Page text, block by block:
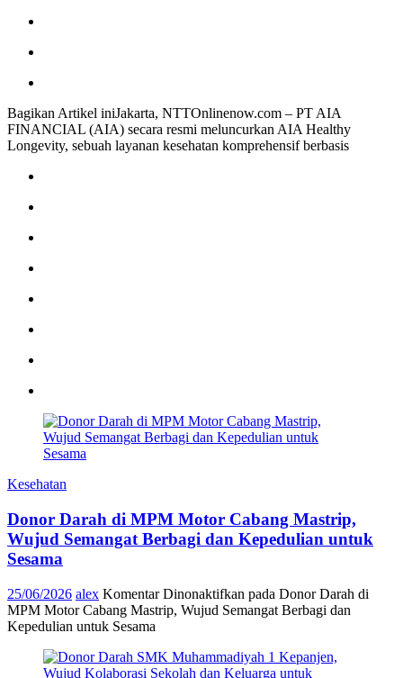
Bagikan Artikel iniJakarta, NTTOnlinenow.com – PT AIA
FINANCIAL (AIA) secara resmi meluncurkan AIA Healthy
Longevity, sebuah layanan kesehatan komprehensif berbasis
Kesehatan
Donor Darah di MPM Motor Cabang Mastrip,
Wujud Semangat Berbagi dan Kepedulian untuk
Sesama
25/06/2026 alex Komentar Dinonaktifkan pada Donor Darah di
MPM Motor Cabang Mastrip, Wujud Semangat Berbagi dan
Kepedulian untuk Sesama